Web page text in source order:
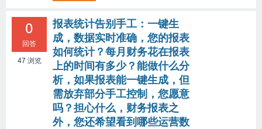
0
回答
47 浏览
报表统计告别手工：一键生
成，数据实时准确，您的报表
如何统计？每月财务花在报表
上的时间有多少？能做什么分
析，如果报表能一键生成，但
需放弃部分手工控制，您愿意
吗？担心什么，财务报表之
外，您还希望看到哪些运营数